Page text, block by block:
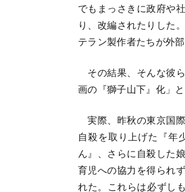
でもまっさきに政府や
り、改編されたりした
テラン製作者たちが外部
その結果、そんな彼
画の『獅子山下』化」
実際、昨秋の東京国
自殺を取り上げた『年
ん』、さらに自殺した
育児への協力を得られ
れた。これらは必ずし